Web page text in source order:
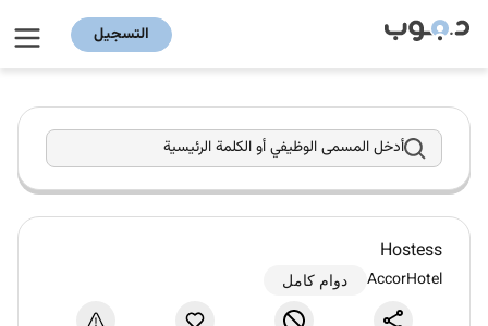
التسجيل
أدخل المسمى الوظيفي أو الكلمة الرئيسية
Hostess
AccorHotel دوام كامل